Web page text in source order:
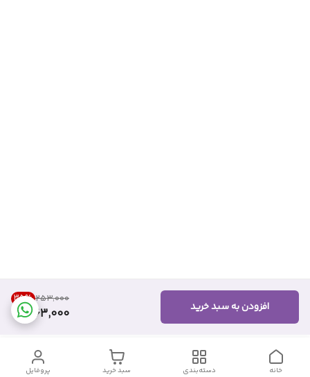
۲۵۳٬۰۰۰ 35%
163,000 افزودن به سبد خرید
پروفایل سبد خرید دسته‌بندی خانه